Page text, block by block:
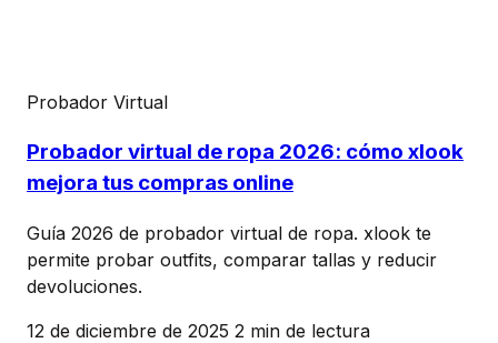
Probador Virtual
Probador virtual de ropa 2026: cómo xlook
mejora tus compras online
Guía 2026 de probador virtual de ropa. xlook te
permite probar outfits, comparar tallas y reducir
devoluciones.
12 de diciembre de 2025 2 min de lectura